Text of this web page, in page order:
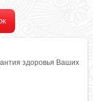
здоровья Ваших